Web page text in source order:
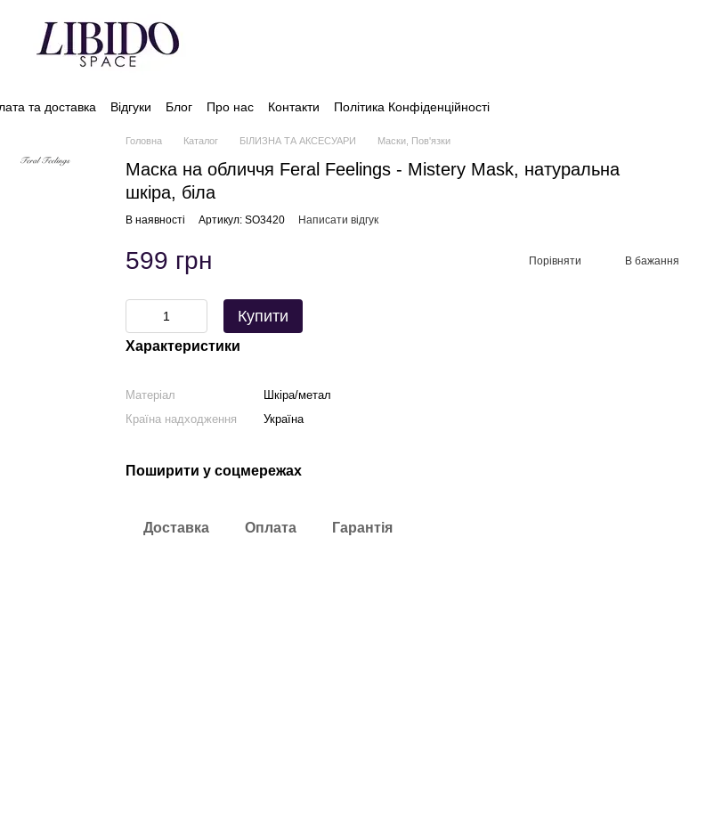
та доставка Відгуки Блог Про нас Контакти Політика Конфіденційності
Головна Каталог БІЛИЗНА ТА АКСЕСУАРИ Маски, Пов'язки
Маска на обличчя Feral Feelings - Mistery Mask, натуральна
шкіра, біла
В наявності Артикул: SO3420 Написати відгук
599 грн Порівняти В бажання
Купити
Характеристики
Матеріал
Шкіра/метал
Країна надходження
Україна
Поширити у соцмережах
Доставка Оплата Гарантія